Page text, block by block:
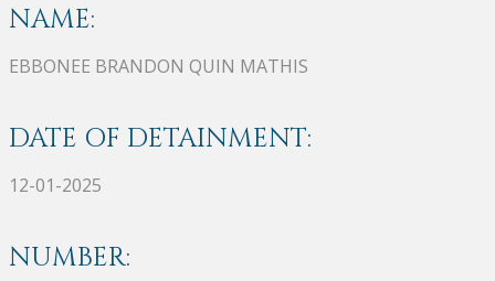
NAME:
EBBONEE BRANDON QUIN MATHIS
DATE OF DETAINMENT:
12-01-2025
NUMBER: